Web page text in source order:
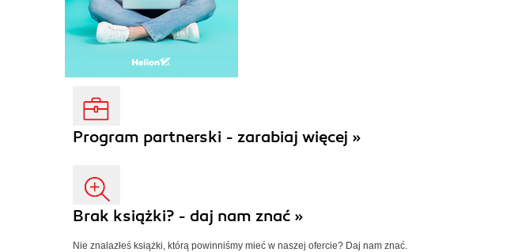
Program partnerski - zarabiaj więcej »
Brak książki? - daj nam znać »
Nie znalazłeś książki, którą powinniśmy mieć w naszej ofercie? Daj nam znać.